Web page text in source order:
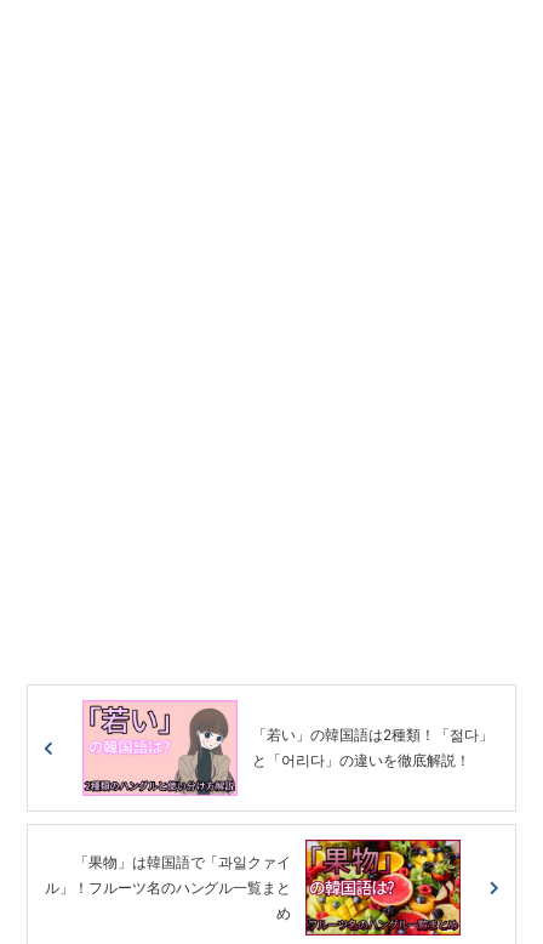
「若い」の韓国語は2種類！「젊다」
と「어리다」の違いを徹底解説！
「果物」は韓国語で「과일クァイ
ル」！フルーツ名のハングル一覧まと
め